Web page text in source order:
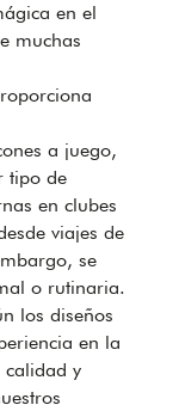
en el
muchas
a juego,
tipo de
en clubes
viajes de
se
o rutinaria.
los diseños
en la
calidad y